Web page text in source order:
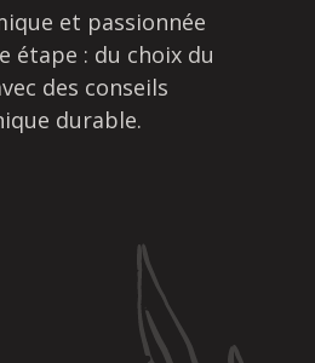
et passionnée
étape : du choix du
des conseils
durable.